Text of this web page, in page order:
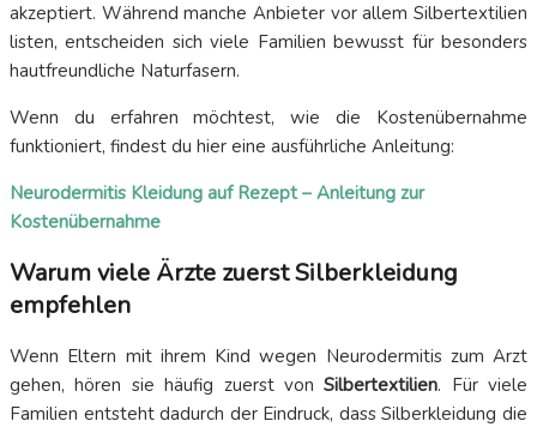
akzeptiert. Während manche Anbieter vor allem Silbertextilien
listen, entscheiden sich viele Familien bewusst für besonders
hautfreundliche Naturfasern.
Wenn du erfahren möchtest, wie die Kostenübernahme
funktioniert, findest du hier eine ausführliche Anleitung:
Neurodermitis Kleidung auf Rezept – Anleitung zur
Kostenübernahme
Warum viele Ärzte zuerst Silberkleidung
empfehlen
Wenn Eltern mit ihrem Kind wegen Neurodermitis zum Arzt
gehen, hören sie häufig zuerst vonSilbertextilien. Für viele
Familien entsteht dadurch der Eindruck, dass Silberkleidung die